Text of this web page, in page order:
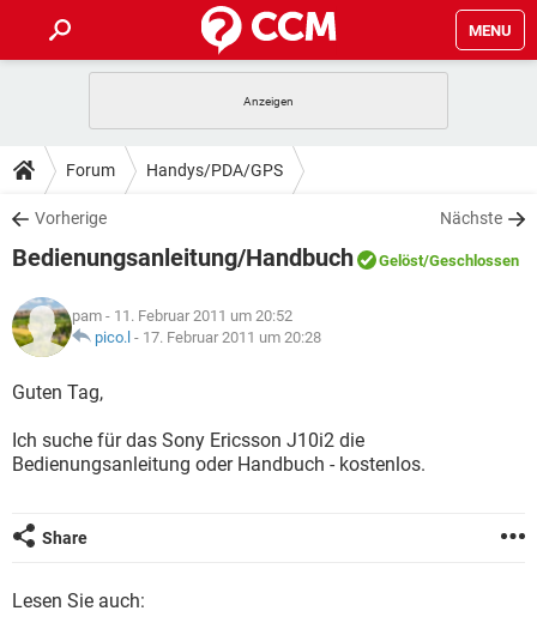
MENU
ANDROID IOS
WINDOWS 10
WHATSAPP TIKTOK
FACEBOOK
TIPPS & TRICKS
SPIELE STREAMING
WHATSAPP TIKTOK
FACEBOOK
DOWNLOADS
SPIELE STREAMING
ANDROID
WINDOWS 10 INSTAGRAM
WHATSAPP
SPIELE STREAMING
ANDROID
WINDOWS 10
WHATSAPP TIKTOK
LEXIKON
SPIELE
WINDOWS 10 INSTAGRAM
FACEBOOK
Forum Handys/PDA/GPS
Vorherige Nächste
Bedienungsanleitung/Handbuch Gelöst/Geschlossen
pam - 11. Februar 2011 um 20:52
pico.l - 17. Februar 2011 um 20:28
Guten Tag,
Ich suche für das Sony Ericsson J10i2 die
Bedienungsanleitung oder Handbuch - kostenlos.
Share
Lesen Sie auch: